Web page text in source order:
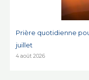
Prière quotidienne
juillet
4 août 2026